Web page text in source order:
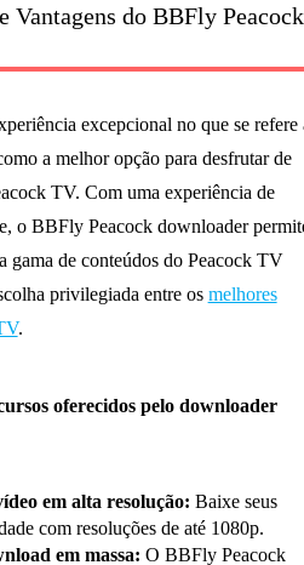
Vantagens do BBFly Peacock
excepcional no que se refere
a melhor opção para desfrutar de
TV. Com uma experiência de
o BBFly Peacock downloader
gama de conteúdos do Peacock TV
privilegiada entre os melhores
.
oferecidos pelo downloader
em alta resolução: Baixe seus
com resoluções de até 1080p.
em massa: O BBFly Peacock